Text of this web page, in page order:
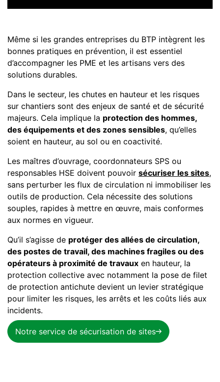
Même si les grandes entreprises du BTP intègrent les
bonnes pratiques en prévention, il est essentiel
d’accompagner les PME et les artisans vers des
solutions durables.
Dans le secteur, les chutes en hauteur et les risques
sur chantiers sont des enjeux de santé et de sécurité
majeurs. Cela implique la protection des hommes,
des équipements et des zones sensibles, qu’elles
soient en hauteur, au sol ou en coactivité.
Les maîtres d’ouvrage, coordonnateurs SPS ou
responsables HSE doivent pouvoir sécuriser les sites,
sans perturber les flux de circulation ni immobiliser les
outils de production. Cela nécessite des solutions
souples, rapides à mettre en œuvre, mais conformes
aux normes en vigueur.
Qu’il s’agisse de protéger des allées de circulation,
des postes de travail, des machines fragiles ou des
opérateurs à proximité de travaux en hauteur, la
protection collective avec notamment la pose de filet
de protection antichute devient un levier stratégique
pour limiter les risques, les arrêts et les coûts liés aux
incidents.
Notre service de sécurisation de sites